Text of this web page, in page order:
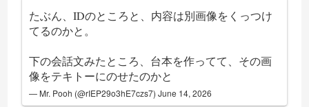
たぶん、IDのところと、内容は別画像をくっつけ
てるのかと。
下の会話文みたところ、台本を作ってて、その画
像をテキトーにのせたのかと
— Mr. Pooh (@rIEP29o3hE7czs7)June 14, 2026